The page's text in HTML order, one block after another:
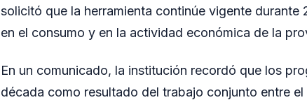
solicitó que la herramienta continúe vigente
en el consumo y en la actividad económica de la
En un comunicado, la institución recordó que los
década como resultado del trabajo conjunto entre